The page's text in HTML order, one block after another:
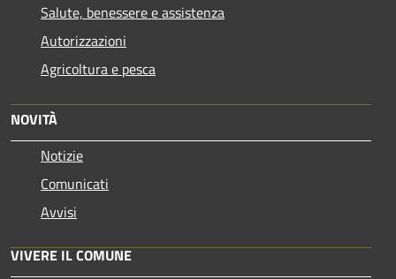
Salute, benessere e assistenza
Autorizzazioni
Agricoltura e pesca
NOVITÀ
Notizie
Comunicati
Avvisi
VIVERE IL COMUNE